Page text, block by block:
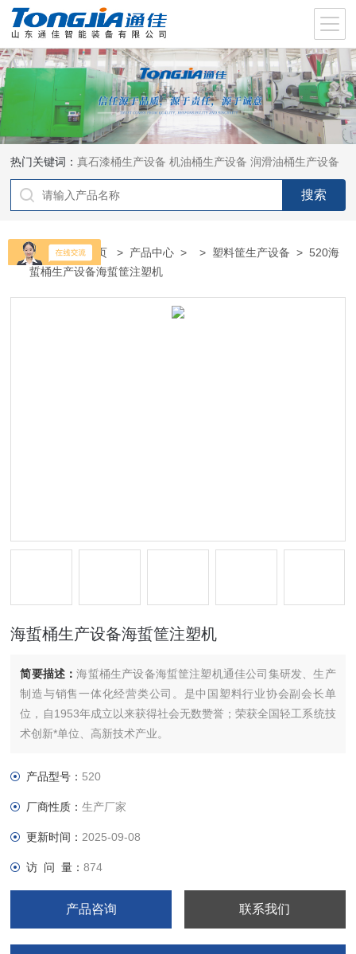
热门关键词：真石漆桶生产设备 机油桶生产设备 润滑油桶生产设备
当前位置：首页 > 产品中心 > > 塑料筐生产设备 > 520海
蜇桶生产设备海蜇筐注塑机
海蜇桶生产设备海蜇筐注塑机
简要描述：海蜇桶生产设备海蜇筐注塑机通佳公司集研发、生产
制造与销售一体化经营类公司。是中国塑料行业协会副会长单
位，自1953年成立以来获得社会无数赞誉；荣获全国轻工系统技
术创新*单位、高新技术产业。
产品型号： 520
厂商性质：生产厂家
更新时间： 2025-09-08
访 问 量：874
产品咨询 联系我们